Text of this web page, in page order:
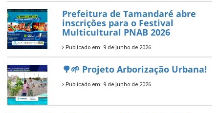
ÚLTIMAS NOTÍCIAS
Tamandaré conquista Selo
Diamante do Sebrae pelo
segundo ano consecutivo e
reafirma excelência no apoio ao
empreendedorismo.
Publicado em: 10 de junho de 2026